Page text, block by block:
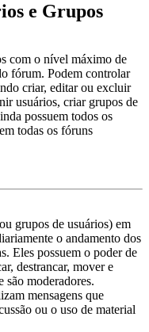
e Grupos
com o nível máximo de
fórum. Podem controlar
criar, editar ou excluir
usuários, criar grupos de
possuem todos os
todas os fóruns
grupos de usuários) em
o andamento dos
Eles possuem o poder de
destrancar, mover e
moderadores.
mensagens que
ou o uso de material